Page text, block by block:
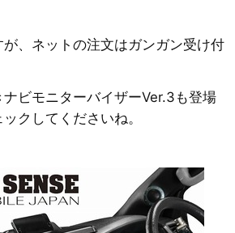
、ネットの注文はガンガン受け付
ビモニターバイザーVer.3も登場
クしてくださいね。